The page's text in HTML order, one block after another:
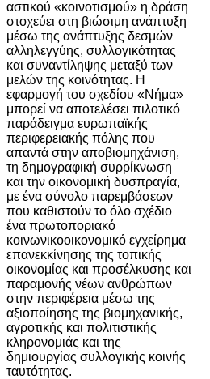
αστικού «κοινοτισμού» η δράση
στοχεύει στη βιώσιμη ανάπτυξη
μέσω της ανάπτυξης δεσμών
αλληλεγγύης, συλλογικότητας
και συναντίληψης μεταξύ των
μελών της κοινότητας. Η
εφαρμογή του σχεδίου «Νήμα»
μπορεί να αποτελέσει πιλοτικό
παράδειγμα ευρωπαϊκής
περιφερειακής πόλης που
απαντά στην αποβιομηχάνιση,
τη δημογραφική συρρίκνωση
και την οικονομική δυσπραγία,
με ένα σύνολο παρεμβάσεων
που καθιστούν το όλο σχέδιο
ένα πρωτοποριακό
κοινωνικοοικονομικό εγχείρημα
επανεκκίνησης της τοπικής
οικονομίας και προσέλκυσης και
παραμονής νέων ανθρώπων
στην περιφέρεια μέσω της
αξιοποίησης της βιομηχανικής,
αγροτικής και πολιτιστικής
κληρονομιάς και της
δημιουργίας συλλογικής κοινής
ταυτότητας.